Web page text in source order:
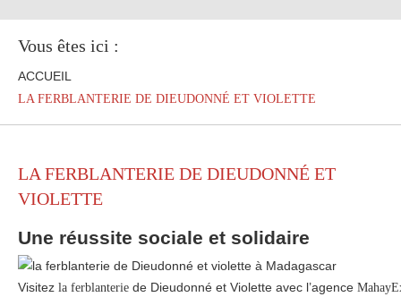
Vous êtes ici :
ACCUEIL
LA FERBLANTERIE DE DIEUDONNÉ ET VIOLETTE
LA FERBLANTERIE DE DIEUDONNÉ ET
VIOLETTE
Une réussite sociale et solidaire
Visitez la ferblanterie de Dieudonné et Violette avec l’agence